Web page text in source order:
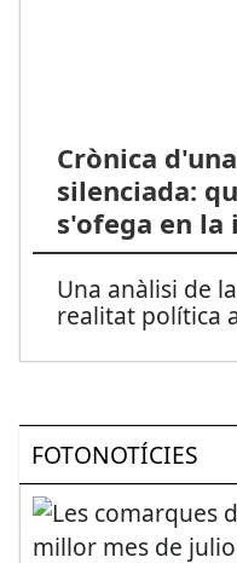
Crònica
silenciada:
s'ofega en
Una anàlisi de
realitat política
FOTONOTÍCIES